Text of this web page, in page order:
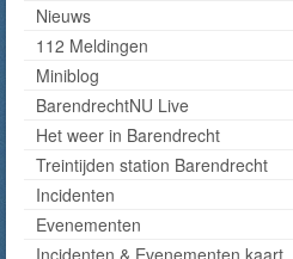
Nieuws
112 Meldingen
Miniblog
BarendrechtNU Live
Het weer in Barendrecht
Treintijden station Barendrecht
Incidenten
Evenementen
Incidenten & Evenementen kaart